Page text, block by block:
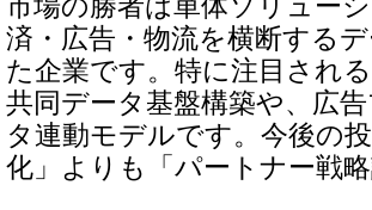
市場の勝者は単体ソリュー
済・広告・物流を横断する
た企業です。特に注目され
共同データ基盤構築や、広
タ連動モデルです。今後の
化」よりも「パートナー戦